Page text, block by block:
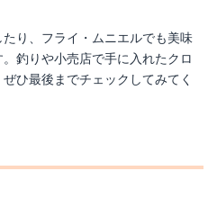
り、フライ・ムニエルでも美味
釣りや小売店で手に入れたクロ
ひ最後までチェックしてみてく